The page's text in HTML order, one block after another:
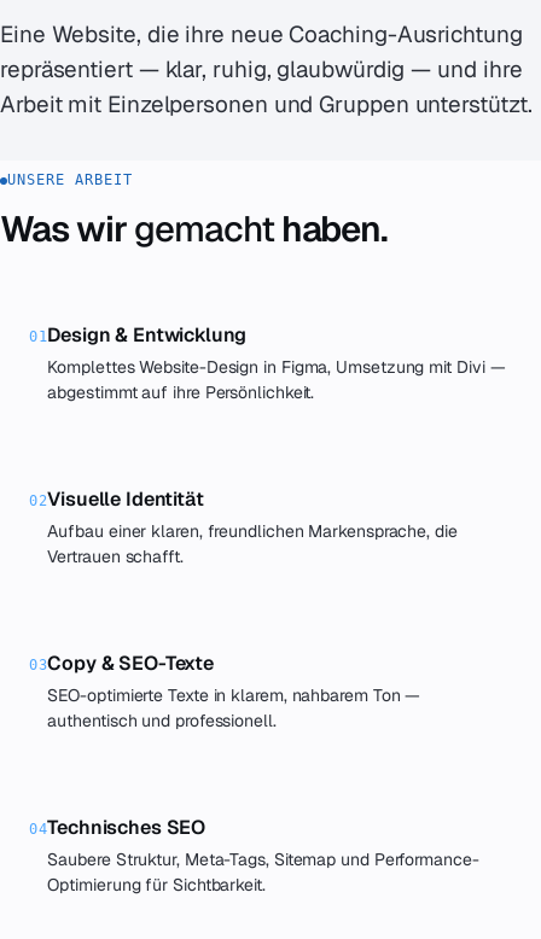
Eine Website, die ihre neue Coaching-Ausrichtung
repräsentiert — klar, ruhig, glaubwürdig — und ihre
Arbeit mit Einzelpersonen und Gruppen unterstützt.
UNSERE ARBEIT
Was wirgemachthaben.
01Design & Entwicklung
Komplettes Website-Design in Figma, Umsetzung mit Divi —
abgestimmt auf ihre Persönlichkeit.
02Visuelle Identität
Aufbau einer klaren, freundlichen Markensprache, die
Vertrauen schafft.
03Copy & SEO-Texte
SEO-optimierte Texte in klarem, nahbarem Ton —
authentisch und professionell.
04Technisches SEO
Saubere Struktur, Meta-Tags, Sitemap und Performance-
Optimierung für Sichtbarkeit.